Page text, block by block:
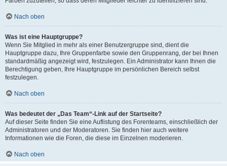
Nach oben
Was ist eine Hauptgruppe?
Wenn Sie Mitglied in mehr als einer Benutzergruppe sind, dient die
Hauptgruppe dazu, Ihre Gruppenfarbe sowie den Gruppenrang, der bei Ihnen
standardmäßig angezeigt wird, festzulegen. Ein Administrator kann Ihnen die
Berechtigung geben, Ihre Hauptgruppe im persönlichen Bereich selbst
festzulegen.
Nach oben
Was bedeutet der „Das Team“-Link auf der Startseite?
Auf dieser Seite finden Sie eine Auflistung des Forenteams, einschließlich der
Administratoren und der Moderatoren. Sie finden hier auch weitere
Informationen wie die Foren, die diese im Einzelnen moderieren.
Nach oben